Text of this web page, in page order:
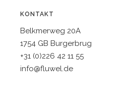
KONTAKT
Belkmerweg 20A
1754 GB Burgerbrug
+31 (0)226 42 11 55
info@fluwel.de